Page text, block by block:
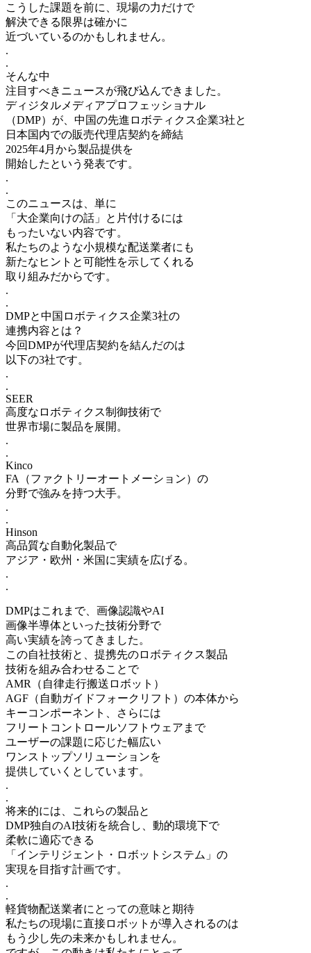
こうした課題を前に、現場の力だけで
解決できる限界は確かに
近づいているのかもしれません。
.
.
そんな中
注目すべきニュースが飛び込んできました。
ディジタルメディアプロフェッショナル
（DMP）が、中国の先進ロボティクス企業3社と
日本国内での販売代理店契約を締結
2025年4月から製品提供を
開始したという発表です。
.
.
このニュースは、単に
「大企業向けの話」と片付けるには
もったいない内容です。
私たちのような小規模な配送業者にも
新たなヒントと可能性を示してくれる
取り組みだからです。
.
.
DMPと中国ロボティクス企業3社の
連携内容とは？
今回DMPが代理店契約を結んだのは
以下の3社です。
.
.
SEER
高度なロボティクス制御技術で
世界市場に製品を展開。
.
.
Kinco
FA（ファクトリーオートメーション）の
分野で強みを持つ大手。
.
.
Hinson
高品質な自動化製品で
アジア・欧州・米国に実績を広げる。
.
.
DMPはこれまで、画像認識やAI
画像半導体といった技術分野で
高い実績を誇ってきました。
この自社技術と、提携先のロボティクス製品
技術を組み合わせることで
AMR（自律走行搬送ロボット）
AGF（自動ガイドフォークリフト）の本体から
キーコンポーネント、さらには
フリートコントロールソフトウェアまで
ユーザーの課題に応じた幅広い
ワンストップソリューションを
提供していくとしています。
.
.
将来的には、これらの製品と
DMP独自のAI技術を統合し、動的環境下で
柔軟に適応できる
「インテリジェント・ロボットシステム」の
実現を目指す計画です。
.
.
軽貨物配送業者にとっての意味と期待
私たちの現場に直接ロボットが導入されるのは
もう少し先の未来かもしれません。